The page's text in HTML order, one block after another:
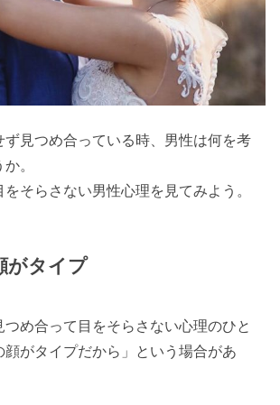
ず見つめ合っている時、男性は何を考
。
そらさない男性心理を見てみよう。
がタイプ
め合って目をそらさない心理のひと
顔がタイプだから」という場合があ